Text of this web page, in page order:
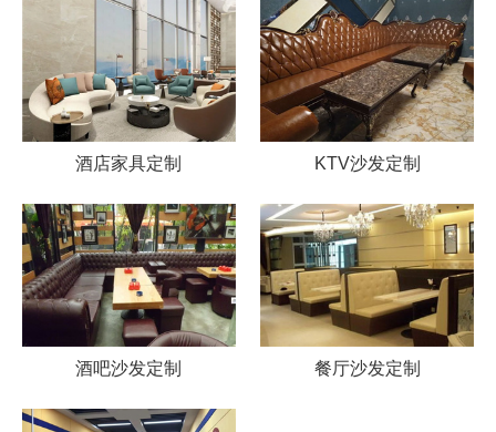
酒店家具定制 KTV沙发定制
酒吧沙发定制 餐厅沙发定制